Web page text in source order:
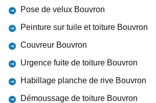
Pose de velux Bouvron
Peinture sur tuile et toiture Bouvron
Couvreur Bouvron
Urgence fuite de toiture Bouvron
Habillage planche de rive Bouvron
Démoussage de toiture Bouvron